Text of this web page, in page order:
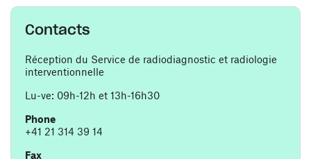
Contacts
Réception du Service de radiodiagnostic et radiologie
interventionnelle
Lu-ve: 09h-12h et 13h-16h30
Phone
+41 21 314 39 14
Fax